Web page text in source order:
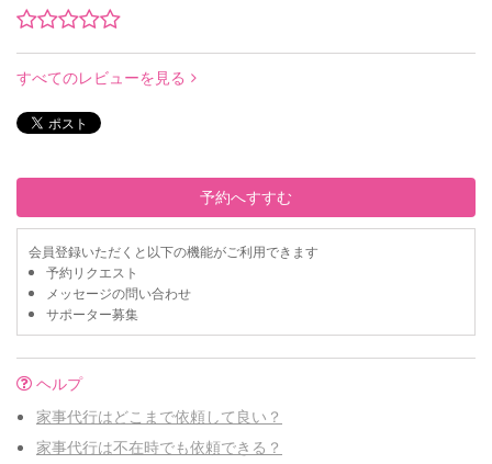
すべてのレビューを見る
予約へすすむ
会員登録いただくと以下の機能がご利用できます
予約リクエスト
メッセージの問い合わせ
サポーター募集
ヘルプ
家事代行はどこまで依頼して良い？
家事代行は不在時でも依頼できる？